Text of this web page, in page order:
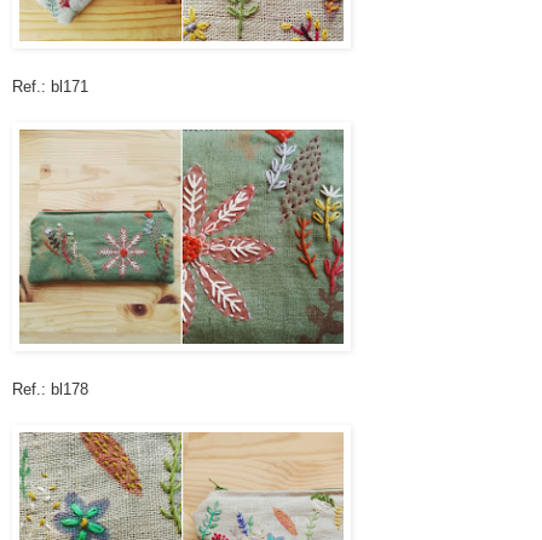
Ref.: bl171
Ref.: bl178